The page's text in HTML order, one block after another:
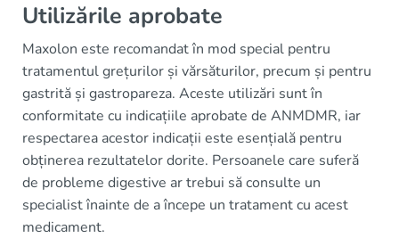
Utilizările aprobate
Maxolon este recomandat în mod special pentru
tratamentul grețurilor și vărsăturilor, precum și pentru
gastrită și gastropareza. Aceste utilizări sunt în
conformitate cu indicațiile aprobate de ANMDMR, iar
respectarea acestor indicații este esențială pentru
obținerea rezultatelor dorite. Persoanele care suferă
de probleme digestive ar trebui să consulte un
specialist înainte de a începe un tratament cu acest
medicament.